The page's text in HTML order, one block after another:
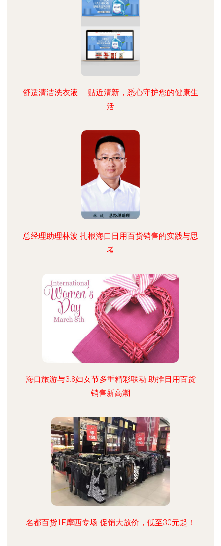
舒适清洁洗衣液 — 贴近清新，悉心守护您的健康生
活
总经理助理林波 扎根海口日用百货销售的实践与思
考
海口旅游与3.8妇女节多重精彩联动 助推日用百货
销售新高潮
名都百货1F摩西专场 促销大放价，低至30元起！